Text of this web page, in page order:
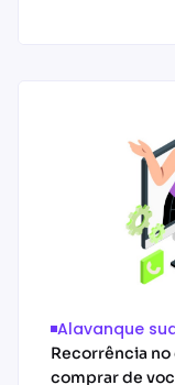
Alavanque
Recorrência
comprar de